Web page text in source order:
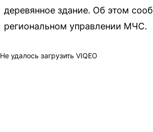
деревянное здание. Об этом
региональном управлении МЧС.
Не удалось загрузить VIQEO